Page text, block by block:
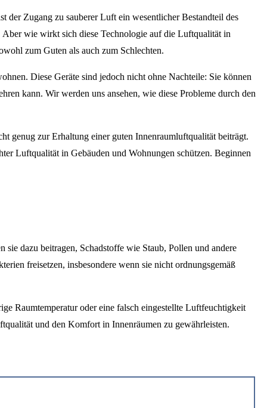
der Zugang zu sauberer Luft ein wesentlicher Bestandteil des
wie wirkt sich diese Technologie auf die Luftqualität in
zum Guten als auch zum Schlechten.
Diese Geräte sind jedoch nicht ohne Nachteile: Sie können
kann. Wir werden uns ansehen, wie diese Probleme durch den
genug zur Erhaltung einer guten Innenraumluftqualität beiträgt.
Luftqualität in Gebäuden und Wohnungen schützen. Beginnen
dazu beitragen, Schadstoffe wie Staub, Pollen und andere
freisetzen, insbesondere wenn sie nicht ordnungsgemäß
Raumtemperatur oder eine falsch eingestellte Luftfeuchtigkeit
und den Komfort in Innenräumen zu gewährleisten.